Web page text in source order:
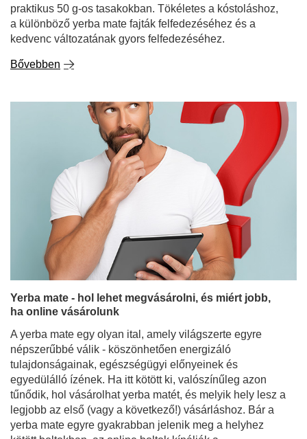
praktikus 50 g-os tasakokban. Tökéletes a kóstoláshoz,
a különböző yerba mate fajták felfedezéséhez és a
kedvenc változatának gyors felfedezéséhez.
Bővebben
Yerba mate - hol lehet megvásárolni, és miért jobb,
ha online vásárolunk
A yerba mate egy olyan ital, amely világszerte egyre
népszerűbbé válik - köszönhetően energizáló
tulajdonságainak, egészségügyi előnyeinek és
egyedülálló ízének. Ha itt kötött ki, valószínűleg azon
tűnődik, hol vásárolhat yerba matét, és melyik hely lesz a
legjobb az első (vagy a következő!) vásárláshoz. Bár a
yerba mate egyre gyakrabban jelenik meg a helyhez